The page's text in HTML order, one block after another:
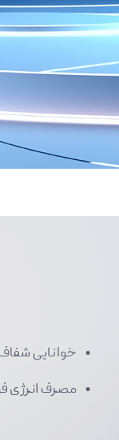
خوانایی
مصرف انرژی